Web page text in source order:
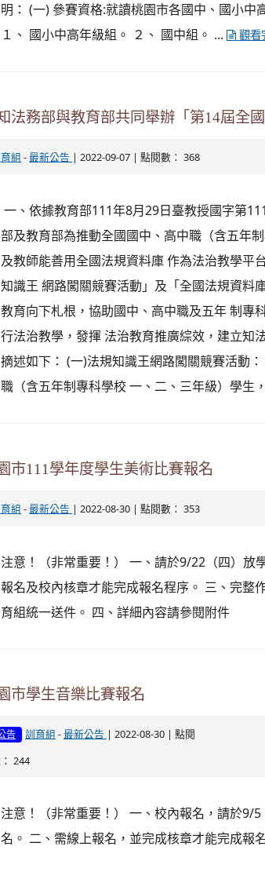
明： (一) 參賽資格:就讀桃園市各國中、國小中
１、 國小中高年級組。 ２、 國中組。 ...
觀看
法務部與教育部共同舉辦「第14屆全
組 -最新公告 | 2022-09-07 | 點閱數： 368
一、依據教育部111年8月29日臺教授國字第
部及教育部為推動全國國中、高中職（含五年
及教師能善用全國法規資料庫 作為法治教學平
知識王 網路闖關競賽活動」及「全國法規資料
教育向下札根，協助國中、高中職及五年 制專
行法治教學，發揮 法治教育推廣綜效，建立知
摘述如下： (一)法規知識王網路闖關競賽活動
職（含五年制專科學校 一、二、三年級）學生
市111學年度學生美術比賽報名
組 -最新公告 | 2022-08-30 | 點閱數： 353
注意！（非常重要！） 一、請於9/22（四）放
報名及校內核章才能完成報名程序。 三、完整
育組統一送件。 四、詳細內容請參閱附件
市學生音樂比賽報名
告 訓育組 - 最新公告 | 2022-08-30 | 點閱
244
注意！（非常重要！） 一、校內報名，請於9/
名。 二、需線上報名，並完成核章才能完成報
xin-
xin-
xin-
xin-
xin-
xin-
student-
xin-
xin-
xin-
xin-
student-
student-
xin-
student-
student-
tad_blocks/file/113